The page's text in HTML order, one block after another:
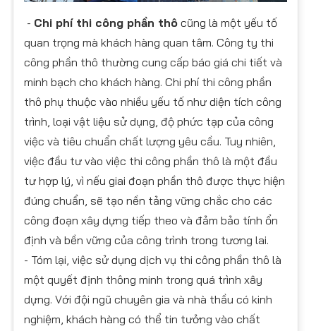
- Chi phí thi công phần thô cũng là một yếu tố
quan trọng mà khách hàng quan tâm. Công ty thi
công phần thô thường cung cấp báo giá chi tiết và
minh bạch cho khách hàng. Chi phí thi công phần
thô phụ thuộc vào nhiều yếu tố như diện tích công
trình, loại vật liệu sử dụng, độ phức tạp của công
việc và tiêu chuẩn chất lượng yêu cầu. Tuy nhiên,
việc đầu tư vào việc thi công phần thô là một đầu
tư hợp lý, vì nếu giai đoạn phần thô được thực hiện
đúng chuẩn, sẽ tạo nền tảng vững chắc cho các
công đoạn xây dựng tiếp theo và đảm bảo tính ổn
định và bền vững của công trình trong tương lai.
- Tóm lại, việc sử dụng dịch vụ thi công phần thô là
một quyết định thông minh trong quá trình xây
dựng. Với đội ngũ chuyên gia và nhà thầu có kinh
nghiệm, khách hàng có thể tin tưởng vào chất